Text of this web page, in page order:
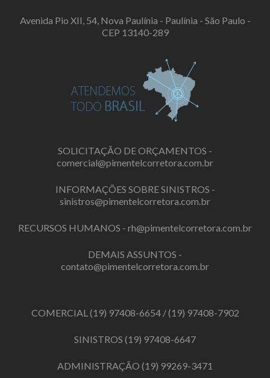
Avenida Pio XII, 54, Nova Paulínia - Paulínia - São Paulo -
CEP 13140-289
SOLICITAÇÃO DE ORÇAMENTOS -
comercial@pimentelcorretora.com.br
INFORMAÇÕES SOBRE SINISTROS -
sinistros@pimentelcorretora.com.br
RECURSOS HUMANOS - rh@pimentelcorretora.com.br
DEMAIS ASSUNTOS -
contato@pimentelcorretora.com.br
COMERCIAL(19) 97408-6654/(19) 97408-7902
SINISTROS (19) 97408-6647
ADMINISTRAÇÃO (19) 99269-3471